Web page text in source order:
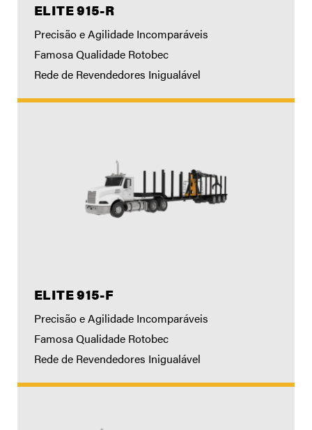
ELITE 915-R
Precisão e Agilidade Incomparáveis
Famosa Qualidade Rotobec
Rede de Revendedores Inigualável
ELITE 915-F
Precisão e Agilidade Incomparáveis
Famosa Qualidade Rotobec
Rede de Revendedores Inigualável